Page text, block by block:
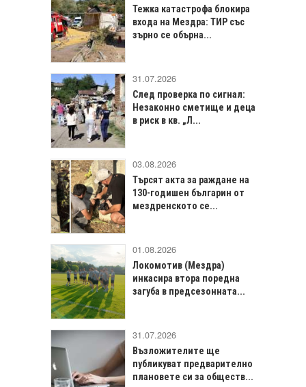
Тежка катастрофа блокира
входа на Мездра: ТИР със
зърно се обърна...
31.07.2026
След проверка по сигнал:
Незаконно сметище и деца
в риск в кв. „Л...
03.08.2026
Търсят акта за раждане на
130-годишен българин от
мездренското се...
01.08.2026
Локомотив (Мездра)
инкасира втора поредна
загуба в предсезонната...
31.07.2026
Възложителите ще
публикуват предварително
плановете си за обществ...